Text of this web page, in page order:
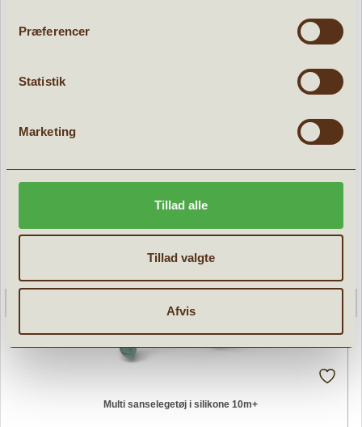
Præferencer
Statistik
Marketing
Tillad alle
Tillad valgte
Afvis
Multi sanselegetøj i silikone 10m+
Tilbud